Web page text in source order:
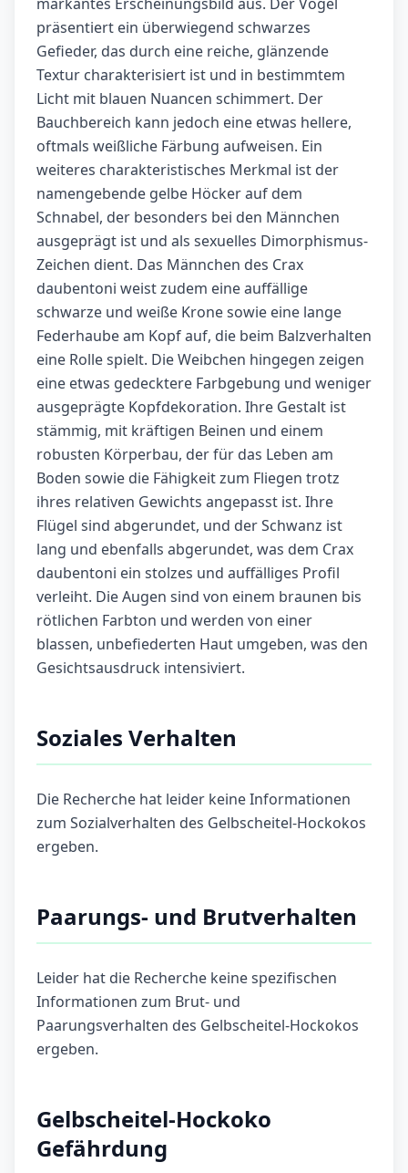
präsentiert ein überwiegend schwarzes
Gefieder, das durch eine reiche, glänzende
Textur charakterisiert ist und in bestimmtem
Licht mit blauen Nuancen schimmert. Der
Bauchbereich kann jedoch eine etwas hellere,
oftmals weißliche Färbung aufweisen. Ein
weiteres charakteristisches Merkmal ist der
namengebende gelbe Höcker auf dem
Schnabel, der besonders bei den Männchen
ausgeprägt ist und als sexuelles Dimorphismus-
Zeichen dient. Das Männchen des Crax
daubentoni weist zudem eine auffällige
schwarze und weiße Krone sowie eine lange
Federhaube am Kopf auf, die beim Balzverhalten
eine Rolle spielt. Die Weibchen hingegen zeigen
eine etwas gedecktere Farbgebung und weniger
ausgeprägte Kopfdekoration. Ihre Gestalt ist
stämmig, mit kräftigen Beinen und einem
robusten Körperbau, der für das Leben am
Boden sowie die Fähigkeit zum Fliegen trotz
ihres relativen Gewichts angepasst ist. Ihre
Flügel sind abgerundet, und der Schwanz ist
lang und ebenfalls abgerundet, was dem Crax
daubentoni ein stolzes und auffälliges Profil
verleiht. Die Augen sind von einem braunen bis
rötlichen Farbton und werden von einer
blassen, unbefiederten Haut umgeben, was den
Gesichtsausdruck intensiviert.
Soziales Verhalten
Die Recherche hat leider keine Informationen
zum Sozialverhalten des Gelbscheitel-Hockokos
ergeben.
Paarungs- und Brutverhalten
Leider hat die Recherche keine spezifischen
Informationen zum Brut- und
Paarungsverhalten des Gelbscheitel-Hockokos
ergeben.
Gelbscheitel-Hockoko
Gefährdung